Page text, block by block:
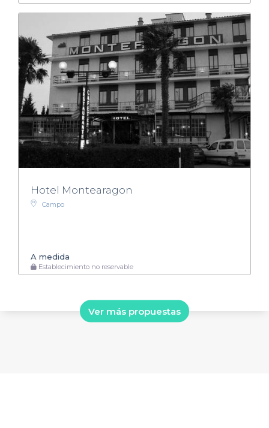
Hotel Montearagon
Campo
A medida
Establecimiento no reservable
Ver más propuestas